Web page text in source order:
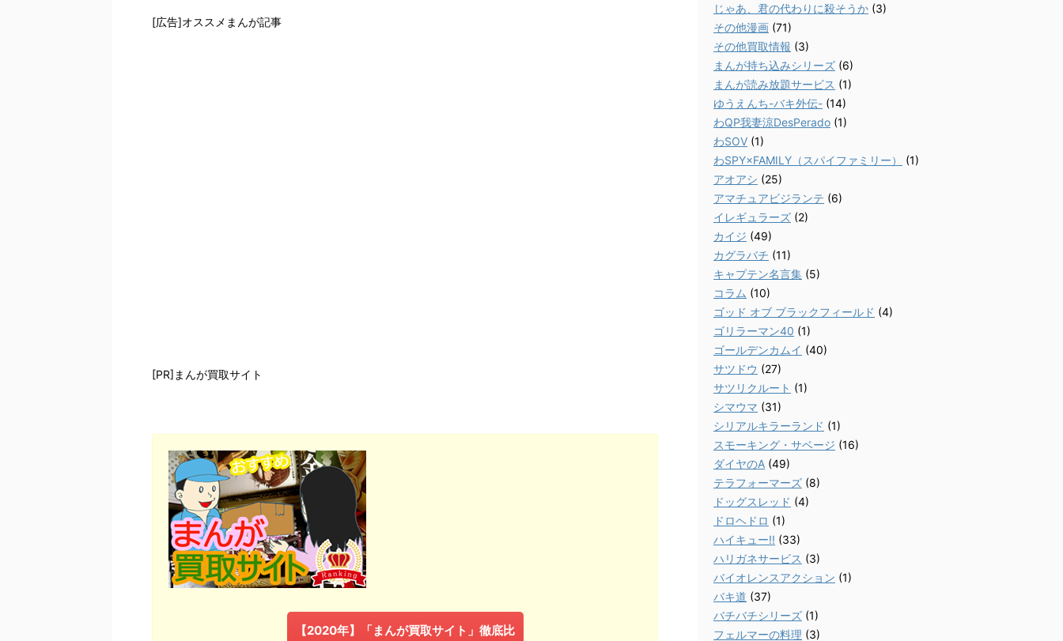
[広告]オススメまんが記事
[PR]まんが買取サイト
【2020年】「まんが買取サイト」徹底比
じゃあ、君の代わりに殺そうか (3)
その他漫画 (71)
その他買取情報 (3)
まんが持ち込みシリーズ (6)
まんが読み放題サービス (1)
ゆうえんち-バキ外伝- (14)
わQP我妻涼DesPerado (1)
わSOV (1)
わSPY×FAMILY（スパイファミリー）
(1)
アオアシ (25)
アマチュアビジランテ (6)
イレギュラーズ (2)
カイジ (49)
カグラバチ (11)
キャプテン名言集 (5)
コラム (10)
ゴッド オブ ブラックフィールド (4)
ゴリラーマン40 (1)
ゴールデンカムイ (40)
サツドウ (27)
サツリクルート (1)
シマウマ (31)
シリアルキラーランド (1)
スモーキング・サベージ (16)
ダイヤのA (49)
テラフォーマーズ (8)
ドッグスレッド (4)
ドロヘドロ (1)
ハイキュー!! (33)
ハリガネサービス (3)
バイオレンスアクション (1)
バキ道 (37)
バチバチシリーズ (1)
フェルマーの料理 (3)